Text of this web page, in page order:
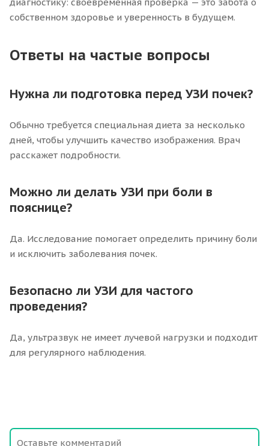
диагностику: своевременная проверка — это забота о
собственном здоровье и уверенность в будущем.
Ответы на частые вопросы
Нужна ли подготовка перед УЗИ почек?
Обычно требуется специальная диета за несколько
дней, чтобы улучшить качество изображения. Врач
расскажет подробности.
Можно ли делать УЗИ при боли в
пояснице?
Да. Исследование помогает определить причину боли
и исключить заболевания почек.
Безопасно ли УЗИ для частого
проведения?
Да, ультразвук не имеет лучевой нагрузки и подходит
для регулярного наблюдения.